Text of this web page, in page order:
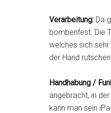
Verarbeitung: Da
bombenfest. Die
welches sich
der Hand
Handhabung /
angebracht, in
kann man sein